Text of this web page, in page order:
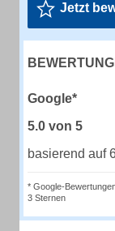
Jetzt
Google*
5.0 von 5
basierend auf
* Google-
3 Sternen